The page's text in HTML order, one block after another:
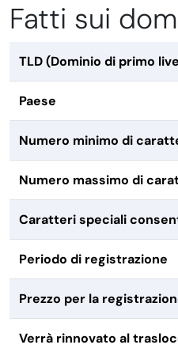
Fatti sui
TLD (Dominio di primo
Paese
Numero minimo di
Numero massimo di
Caratteri speciali
Periodo di registrazione
Prezzo per la
Verrà rinnovato al